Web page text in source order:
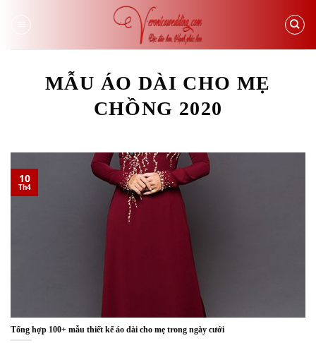
MẪU ÁO DÀI CHO MẸ
CHỒNG 2020
Tổng hợp 100+ mẫu thiết kế áo dài cho mẹ trong ngày cưới
10
Th4